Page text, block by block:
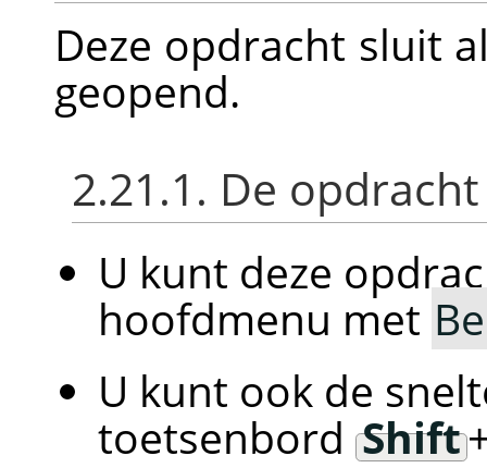
Deze opdracht sluit
geopend.
2.21.1. De
U kunt deze
hoofdmenu met
U kunt ook de
toetsenbord Shift